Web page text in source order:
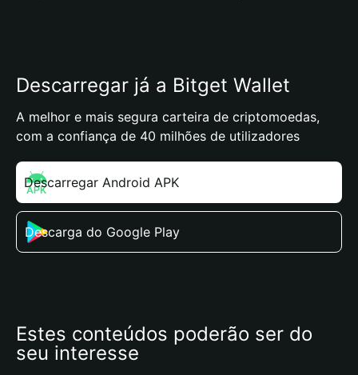
Descarregar já a Bitget Wallet
A melhor e mais segura carteira de criptomoedas,
com a confiança de 40 milhões de utilizadores
Descarregar Android APK
Descarga do Google Play
Estes conteúdos poderão ser do
seu interesse